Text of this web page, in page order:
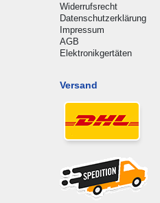
Widerrufsrecht
Datenschutzerklärung
Impressum
AGB
Elektronikgertäten
Versand